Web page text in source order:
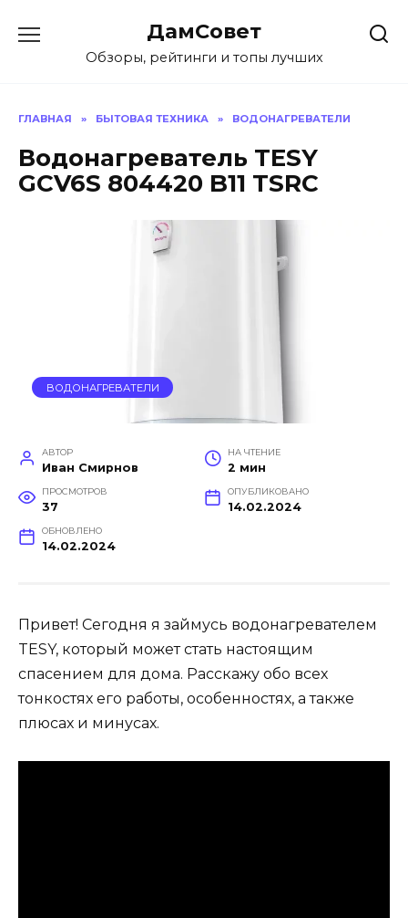
содержанию
ДамСовет
Обзоры, рейтинги и топы лучших
ГЛАВНАЯ » БЫТОВАЯ ТЕХНИКА » ВОДОНАГРЕВАТЕЛИ
Водонагреватель TESY
GCV6S 804420 B11 TSRС
ВОДОНАГРЕВАТЕЛИ
АВТОР
Иван Смирнов
НА ЧТЕНИЕ
2 мин
ПРОСМОТРОВ
37
ОПУБЛИКОВАНО
14.02.2024
ОБНОВЛЕНО
14.02.2024
Привет! Сегодня я займусь водонагревателем
TESY, который может стать настоящим
спасением для дома. Расскажу обо всех
тонкостях его работы, особенностях, а также
плюсах и минусах.